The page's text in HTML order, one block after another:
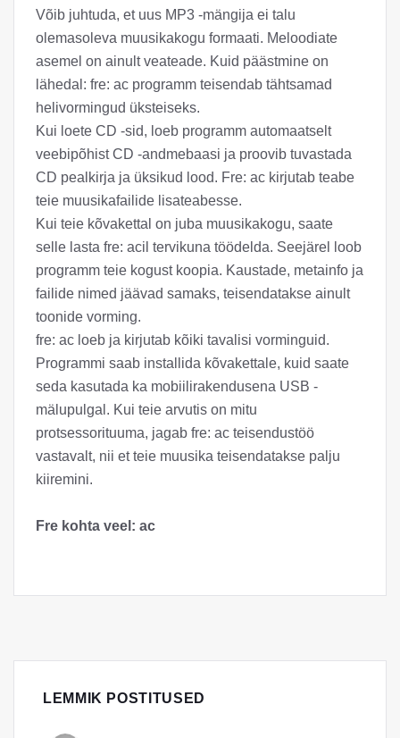
Võib juhtuda, et uus MP3 -mängija ei talu
olemasoleva muusikakogu formaati. Meloodiate
asemel on ainult veateade. Kuid päästmine on
lähedal: fre: ac programm teisendab tähtsamad
helivormingud üksteiseks.
Kui loete CD -sid, loeb programm automaatselt
veebipõhist CD -andmebaasi ja proovib tuvastada
CD pealkirja ja üksikud lood. Fre: ac kirjutab teabe
teie muusikafailide lisateabesse.
Kui teie kõvakettal on juba muusikakogu, saate
selle lasta fre: acil tervikuna töödelda. Seejärel loob
programm teie kogust koopia. Kaustade, metainfo ja
failide nimed jäävad samaks, teisendatakse ainult
toonide vorming.
fre: ac loeb ja kirjutab kõiki tavalisi vorminguid.
Programmi saab installida kõvakettale, kuid saate
seda kasutada ka mobiilirakendusena USB -
mälupulgal. Kui teie arvutis on mitu
protsessorituuma, jagab fre: ac teisendustöö
vastavalt, nii et teie muusika teisendatakse palju
kiiremini.
Fre kohta veel: ac
LEMMIK POSTITUSED